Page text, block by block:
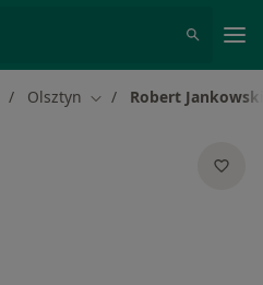
Olsztyn Zmień miasto
Robert Jankowski